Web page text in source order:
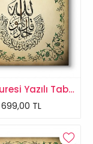
İhlas Suresi Yazılı Tablo
699,00 TL